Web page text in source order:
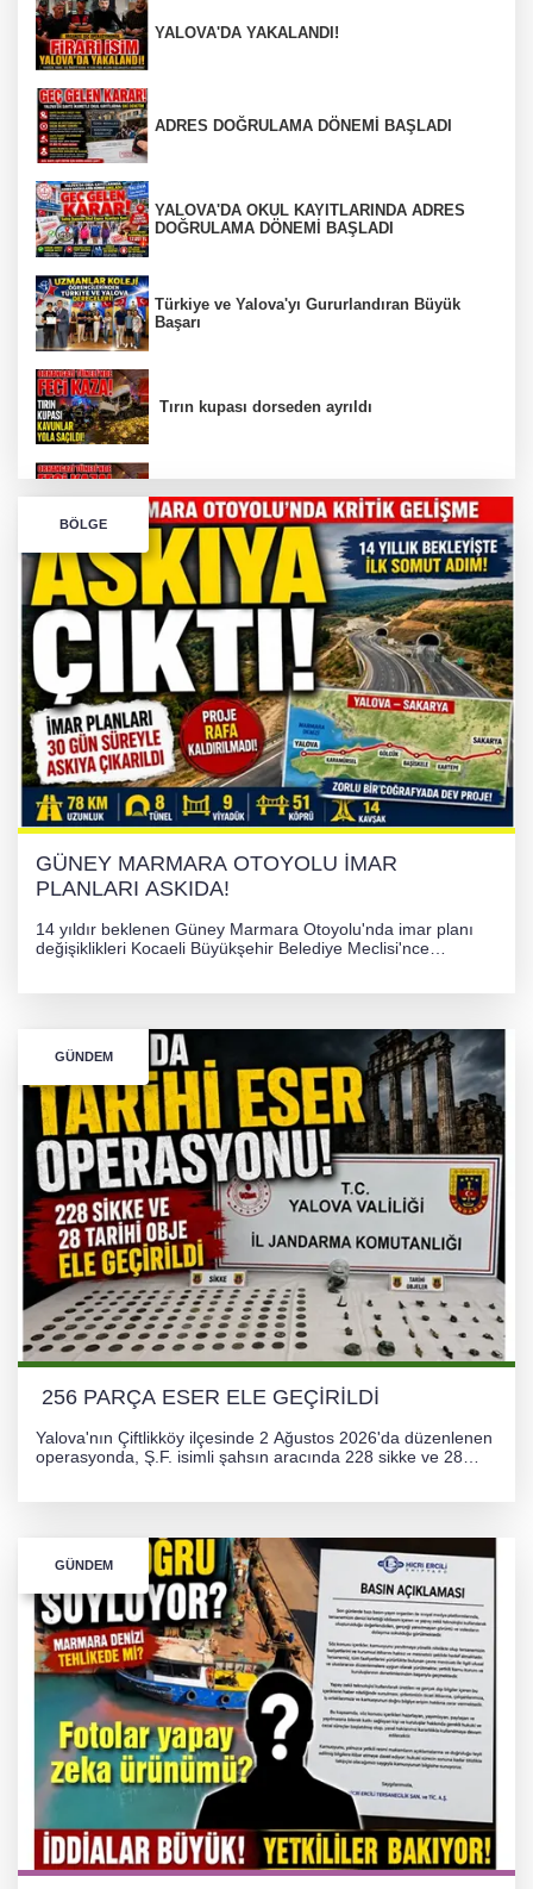
YALOVA'DA YAKALANDI!
ADRES DOĞRULAMA DÖNEMİ BAŞLADI
YALOVA'DA OKUL KAYITLARINDA ADRES
DOĞRULAMA DÖNEMİ BAŞLADI
Türkiye ve Yalova'yı Gururlandıran Büyük
Başarı
Tırın kupası dorseden ayrıldı
Bursa’da Orhangazi Tüneli’nde feci kaza:
İHRACAT REKORU VAR, PEKİ EMEĞİN
KARŞILIĞI NEREDE?
TONAMİ KÖPRÜSÜ'NDE PANİK!
GÜNEY MARMARA OTOYOLU İMAR
PLANLARI ASKIDA!
BÖLGE
GÜNEY MARMARA OTOYOLU İMAR
PLANLARI ASKIDA!
14 yıldır beklenen Güney Marmara Otoyolu'nda imar planı
değişiklikleri Kocaeli Büyükşehir Belediye Meclisi'nce
GÜNDEM
256 PARÇA ESER ELE GEÇİRİLDİ
Yalova'nın Çiftlikköy ilçesinde 2 Ağustos 2026'da düzenlenen
operasyonda, Ş.F. isimli şahsın aracında 228 sikke ve 28
GÜNDEM